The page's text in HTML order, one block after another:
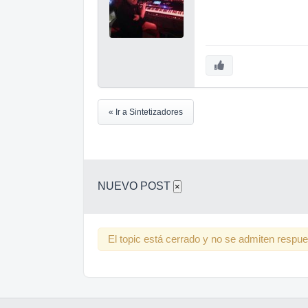
para reajustar
« Ir a Sintetizadores
NUEVO POST ×
El topic está cerrado y no se admiten